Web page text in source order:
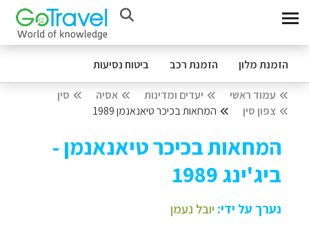
הזמנת מלון הזמנת רכב ביטוח נסיעות
עמוד ראשי יעדים ומדינות אסיה
סין
צפון סין
המחאות בכיכר טיאנאנמן 1989
המחאות בכיכר טיאנאנמן -
ביג'ינג 1989
נערך על ידי: יובל נעמן